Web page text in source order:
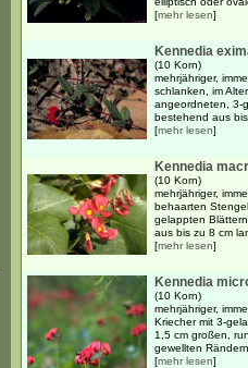
[mehr lesen]
Kennedia
(10 Korn)
mehrjähriger,
schlanken, im
angeordneten, 3-
bestehend aus
[mehr lesen]
Kennedia
(10 Korn)
mehrjähriger,
behaarten
gelappten
aus bis zu 8 cm
[mehr lesen]
Kennedia
(10 Korn)
mehrjähriger,
Kriecher mit 3-
1,5 cm großen,
gewellten
[mehr lesen]